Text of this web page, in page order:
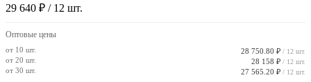
29 640 ₽ / 12 шт.
Оптовые цены
от 10 шт. 28 750.80 ₽ / 12 шт.
от 20 шт. 28 158 ₽ / 12 шт.
от 30 шт. 27 565.20 ₽ / 12 шт.